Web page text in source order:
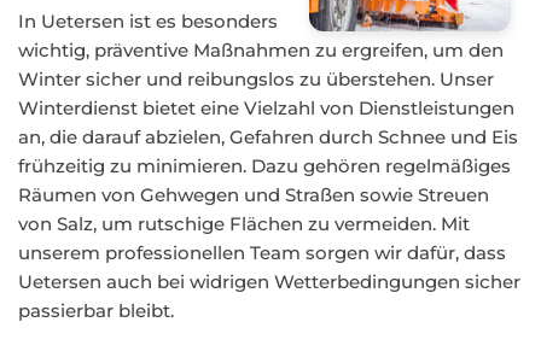
In Uetersen ist es besonders
wichtig, präventive Maßnahmen zu ergreifen, um den
Winter sicher und reibungslos zu überstehen. Unser
Winterdienst bietet eine Vielzahl von Dienstleistungen
an, die darauf abzielen, Gefahren durch Schnee und Eis
frühzeitig zu minimieren. Dazu gehören regelmäßiges
Räumen von Gehwegen und Straßen sowie Streuen
von Salz, um rutschige Flächen zu vermeiden. Mit
unserem professionellen Team sorgen wir dafür, dass
Uetersen auch bei widrigen Wetterbedingungen sicher
passierbar bleibt.